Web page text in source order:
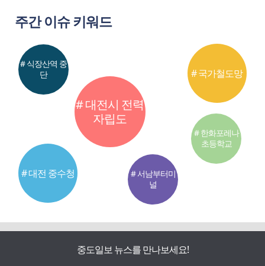
주간 이슈 키워드
# 대전시 전력
자립도
# 대전 중수청
# 국가철도망
# 식장산역 중
단
# 서남부터미
널
# 한화포레나
초등학교
중도일보 뉴스를 만나보세요!